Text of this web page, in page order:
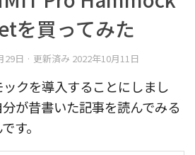
を買ってみた
29日 · 更新済み 2022年10月11日
クを導入することにしまし
が昔書いた記事を読んでみる
す。